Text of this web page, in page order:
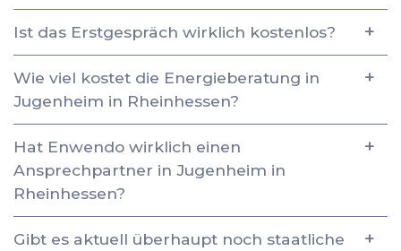
Ist das Erstgespräch wirklich kostenlos?
Wie viel kostet die Energieberatung in
Jugenheim in Rheinhessen?
Hat Enwendo wirklich einen
Ansprechpartner in Jugenheim in
Rheinhessen?
Gibt es aktuell überhaupt noch staatliche